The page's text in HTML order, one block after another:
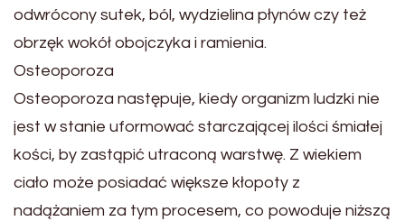
odwrócony sutek, ból, wydzielina płynów czy też
obrzęk wokół obojczyka i ramienia.
Osteoporoza
Osteoporoza następuje, kiedy organizm ludzki nie
jest w stanie uformować starczającej ilości śmiałej
kości, by zastąpić utraconą warstwę. Z wiekiem
ciało może posiadać większe kłopoty z
nadążaniem za tym procesem, co powoduje niższą